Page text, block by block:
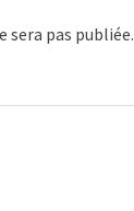
sera pas publiée.